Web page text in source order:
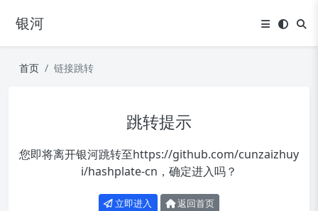
银河
首页 链接跳转
跳转提示
您即将离开银河跳转至https://github.com/cunzaizhuy
i/hashplate-cn ，确定进入吗？
立即进入 返回首页